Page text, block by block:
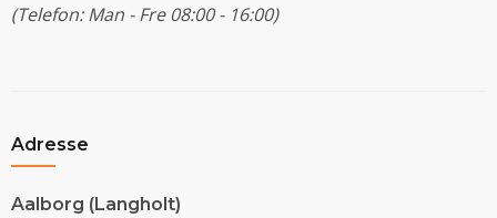
(Telefon: Man - Fre 08:00 - 16:00)
Adresse
Aalborg (Langholt)